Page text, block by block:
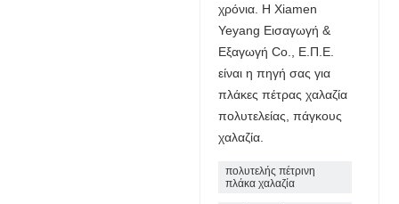
χρόνια. Η Xiamen
Yeyang Εισαγωγή &
Εξαγωγή Co., Ε.Π.Ε.
είναι η πηγή σας για
πλάκες πέτρας χαλαζία
πολυτελείας, πάγκους
χαλαζία.
πολυτελής πέτρινη
πλάκα χαλαζία